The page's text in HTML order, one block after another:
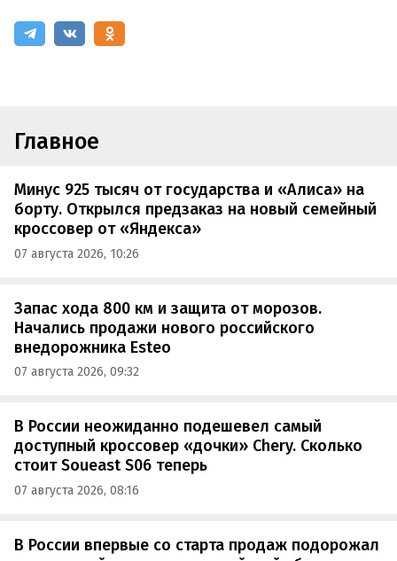
Главное
Минус 925 тысяч от государства и «Алиса» на
борту. Открылся предзаказ на новый семейный
кроссовер от «Яндекса»
07 августа 2026, 10:26
Запас хода 800 км и защита от морозов.
Начались продажи нового российского
внедорожника Esteo
07 августа 2026, 09:32
В России неожиданно подешевел самый
доступный кроссовер «дочки» Chery. Сколько
стоит Soueast S06 теперь
07 августа 2026, 08:16
В России впервые со старта продаж подорожал